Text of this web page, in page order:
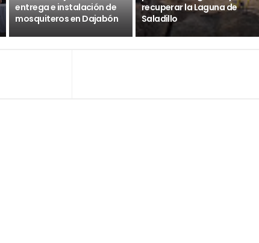
entrega e instalación de
mosquiteros en Dajabón
recuperar la Laguna de
Saladillo